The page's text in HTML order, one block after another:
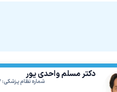
دکتر مسلم واحدی پور
شماره نظام پزشکی: ۱۰۵۹۰۷